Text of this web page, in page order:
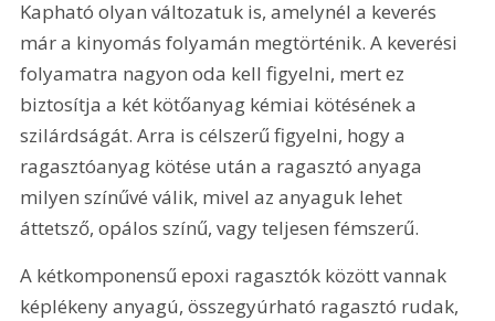
Kapható olyan változatuk is, amelynél a keverés
már a kinyomás folyamán megtörténik. A keverési
folyamatra nagyon oda kell figyelni, mert ez
biztosítja a két kötőanyag kémiai kötésének a
szilárdságát. Arra is célszerű figyelni, hogy a
ragasztóanyag kötése után a ragasztó anyaga
milyen színűvé válik, mivel az anyaguk lehet
áttetsző, opálos színű, vagy teljesen fémszerű.
A kétkomponensű epoxi ragasztók között vannak
képlékeny anyagú, összegyúrható ragasztó rudak,